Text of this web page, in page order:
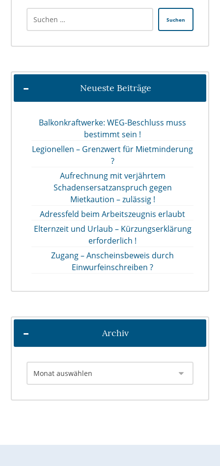
Suchen
Neueste Beiträge
Balkonkraftwerke: WEG-Beschluss muss
bestimmt sein !
Legionellen – Grenzwert für Mietminderung
?
Aufrechnung mit verjährtem
Schadensersatzanspruch gegen
Mietkaution – zulässig !
Adressfeld beim Arbeitszeugnis erlaubt
Elternzeit und Urlaub – Kürzungserklärung
erforderlich !
Zugang – Anscheinsbeweis durch
Einwurfeinschreiben ?
Archiv